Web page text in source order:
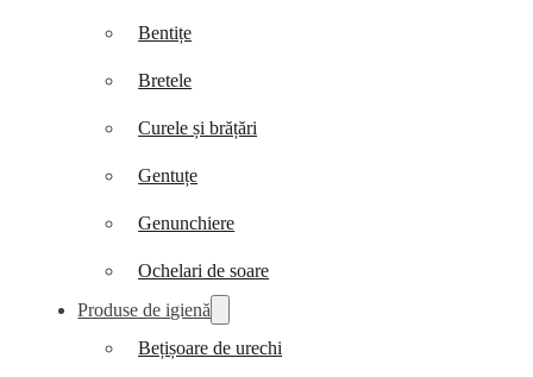
Bentițe
Bretele
Curele și brățări
Gentuțe
Genunchiere
Ochelari de soare
Produse de igienă
Bețișoare de urechi